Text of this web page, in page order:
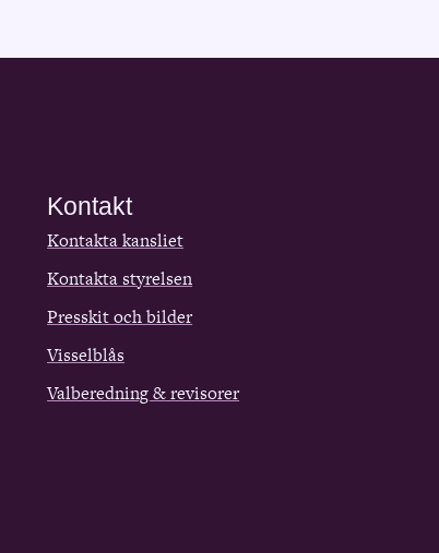
Kontakt
Kontakta kansliet
Kontakta styrelsen
Presskit och bilder
Visselblås
Valberedning & revisorer